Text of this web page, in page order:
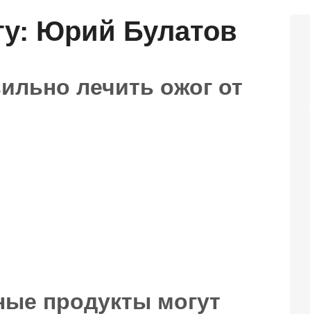
Юрий Булатов
лечить ожог от
продукты могут